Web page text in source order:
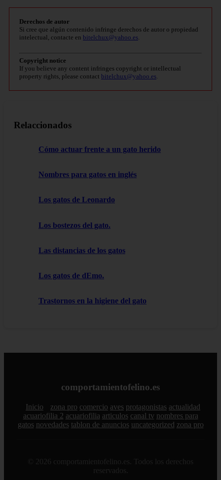
Derechos de autor
Si cree que algún contenido infringe derechos de autor o propiedad
intelectual, contacte en bitelchux@yahoo.es.
Copyright notice
If you believe any content infringes copyright or intellectual
property rights, please contact bitelchux@yahoo.es.
Relaccionados
Cómo actuar frente a un gato herido
Nombres para gatos en inglés
Los gatos de Leonardo
Los bostezos del gato.
Las distancias de los gatos
Los gatos de dEmo.
Trastornos en la higiene del gato
comportamientofelino.es
Inicio zona pro comercio aves protagonistas actualidad
acuariofilia 2 acuariofilia articulos canal tv nombres para
gatos novedades tablon de anuncios uncategorized zona pro
© 2026 comportamientofelino.es. Todos los derechos
reservados.